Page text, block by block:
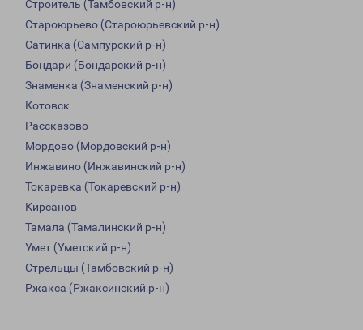
Строитель (Тамбовский р-н)
Староюрьево (Староюрьевский р-н)
Сатинка (Сампурский р-н)
Бондари (Бондарский р-н)
Знаменка (Знаменский р-н)
Котовск
Рассказово
Мордово (Мордовский р-н)
Инжавино (Инжавинский р-н)
Токаревка (Токаревский р-н)
Кирсанов
Тамала (Тамалинский р-н)
Умет (Уметский р-н)
Стрельцы (Тамбовский р-н)
Ржакса (Ржаксинский р-н)